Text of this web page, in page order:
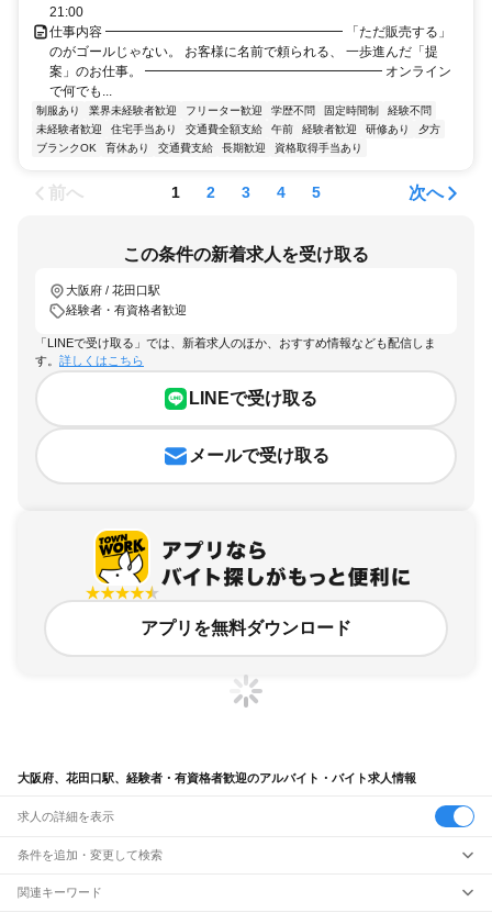
21:00
仕事内容 ━━━━━━━━━━━━━━━━━━ 「ただ販売する」
のがゴールじゃない。 お客様に名前で頼られる、 一歩進んだ「提
案」のお仕事。 ━━━━━━━━━━━━━━━━━━ オンライン
で何でも...
制服あり 業界未経験者歓迎 フリーター歓迎 学歴不問 固定時間制
経験不問
未経験者歓迎
住宅手当あり 交通費全額支給 午前 経験者歓迎 研修あり
夕方
ブランクOK
育休あり 交通費支給 長期歓迎 資格取得手当あり
前へ 1 2 3 4 5 次へ
この条件の新着求人を受け取る
大阪府 / 花田口駅
経験者・有資格者歓迎
「LINEで受け取る」では、新着求人のほか、おすすめ情報なども配信しま
す。 詳しくはこちら
LINEで受け取る
メールで受け取る
アプリを無料ダウンロード
大阪府、花田口駅、経験者・有資格者歓迎のアルバイト・バイト求人情報
求人の詳細を表示
条件を追加・変更して検索
市区町村を追加・変更
関連キーワード